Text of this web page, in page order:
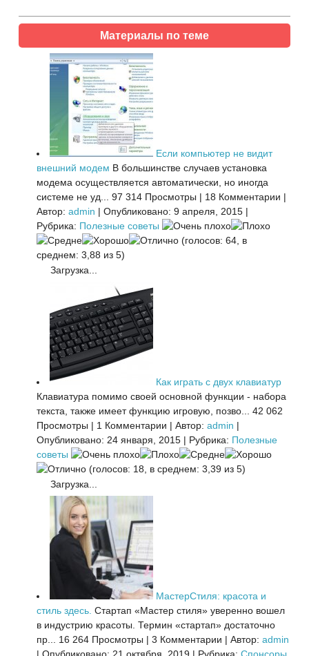
Материалы по теме
Если компьютер не видит
внешний модем В большинстве случаев установка
модема осуществляется автоматически, но иногда
системе не уд...
97 314 Просмотры | 18 Комментарии |
Автор: admin | Опубликовано: 9 апреля, 2015 |
Рубрика: Полезные советы
(голосов: 64, в
среднем: 3,88 из 5)
Загрузка...
Как играть с двух клавиатур
Клавиатура помимо своей основной функции - набора
текста, также имеет функцию игровую, позво...
42 062
Просмотры | 1 Комментарии | Автор: admin |
Опубликовано: 24 января, 2015 | Рубрика: Полезные
советы
(голосов: 18, в среднем: 3,39 из 5)
Загрузка...
МастерСтиля: красота и
стиль здесь. Стартап «Мастер стиля» уверенно вошел
в индустрию красоты. Термин «стартап» достаточно
пр...
16 264 Просмотры | 3 Комментарии | Автор: admin